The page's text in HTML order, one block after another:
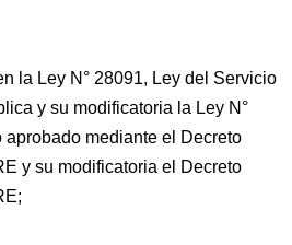
la Ley N° 28091, Ley del Servicio
y su modificatoria la Ley N°
aprobado mediante el Decreto
y su modificatoria el Decreto